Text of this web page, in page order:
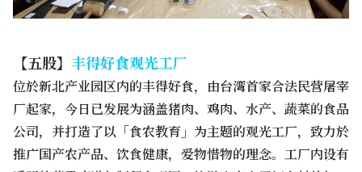
【五股】 丰得好食观光工厂
位於新北产业园区内的丰得好食，由台湾首家合法民营屠宰
厂起家，今日已发展为涵盖猪肉、鸡肉、水产、蔬菜的食品
公司，并打造了以「食农教育」为主题的观光工厂，致力於
推广国产农产品、饮食健康，爱物惜物的理念。工厂内设有